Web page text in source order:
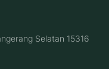
Selatan 15316